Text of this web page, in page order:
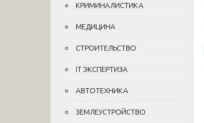
КРИМИНАЛИСТИКА
МЕДИЦИНА
СТРОИТЕЛЬСТВО
IT ЭКСПЕРТИЗА
АВТОТЕХНИКА
ЗЕМЛЕУСТРОЙСТВО